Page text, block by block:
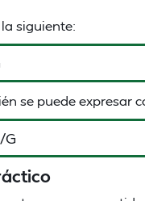
siguiente:
se puede expresar
G